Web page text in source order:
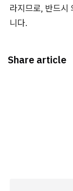
라지므로, 반드시
니다.
Share article